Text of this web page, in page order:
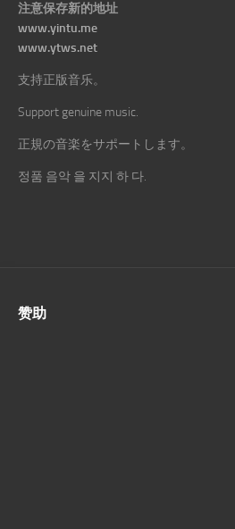
注意保存新的地址
www.yintu.me
www.ytws.net
支持正版音乐。
Support genuine music.
正規の音楽をサポートします。
정품 음악 을 지지 하 다.
赞助